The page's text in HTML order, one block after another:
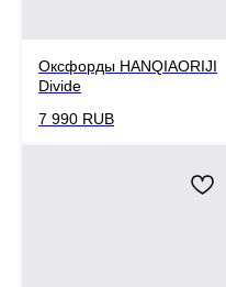
Оксфорды HANQIAORIJI
Divide
7 990 RUB